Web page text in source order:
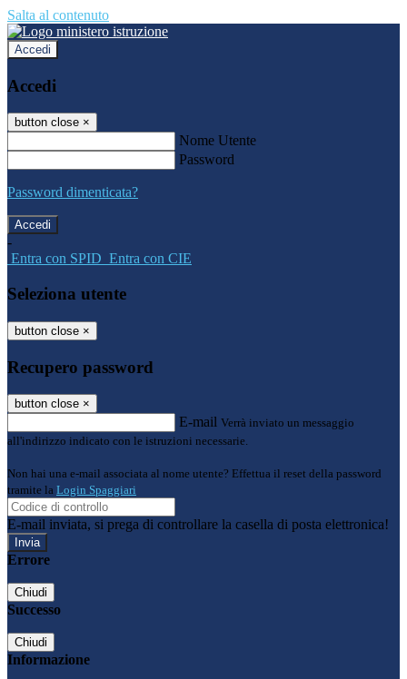
Salta al contenuto
Accedi
Accedi
button close ×
Nome Utente
Password
Password dimenticata?
-
Entra con SPID Entra con CIE
Seleziona utente
button close ×
Recupero password
button close ×
E-mail Verrà inviato un messaggio
all'indirizzo indicato con le istruzioni necessarie.
Non hai una e-mail associata al nome utente? Effettua il reset della password
tramite la Login Spaggiari
E-mail inviata, si prega di controllare la casella di posta elettronica!
Errore
Chiudi
Successo
Chiudi
Informazione